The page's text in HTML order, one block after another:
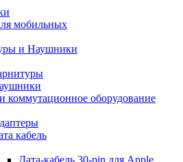
мобильных
и Наушники
коммутационное оборудование
кабель
Дата-кабель 30-pin для Apple